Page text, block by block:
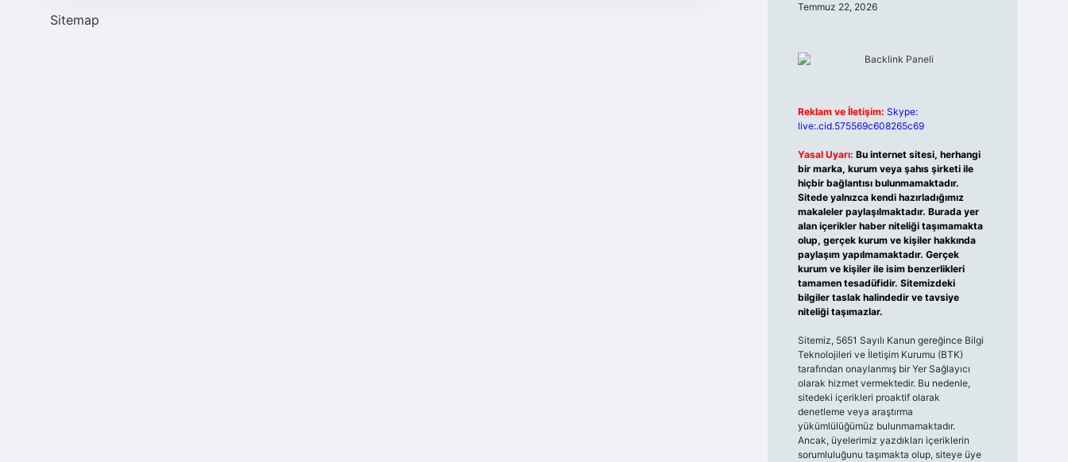
Sitemap
Temmuz 22, 2026
Reklam ve İletişim: Skype:
live:.cid.575569c608265c69
Yasal Uyarı: Bu internet sitesi, herhangi
bir marka, kurum veya şahıs şirketi ile
hiçbir bağlantısı bulunmamaktadır.
Sitede yalnızca kendi hazırladığımız
makaleler paylaşılmaktadır. Burada yer
alan içerikler haber niteliği taşımamakta
olup, gerçek kurum ve kişiler hakkında
paylaşım yapılmamaktadır. Gerçek
kurum ve kişiler ile isim benzerlikleri
tamamen tesadüfidir. Sitemizdeki
bilgiler taslak halindedir ve tavsiye
niteliği taşımazlar.
Sitemiz, 5651 Sayılı Kanun gereğince Bilgi
Teknolojileri ve İletişim Kurumu (BTK)
tarafından onaylanmış bir Yer Sağlayıcı
olarak hizmet vermektedir. Bu nedenle,
sitedeki içerikleri proaktif olarak
denetleme veya araştırma
yükümlülüğümüz bulunmamaktadır.
Ancak, üyelerimiz yazdıkları içeriklerin
sorumluluğunu taşımakta olup, siteye üye